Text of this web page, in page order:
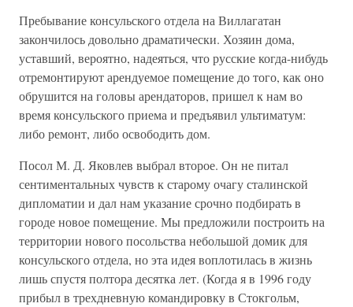
Пребывание консульского отдела на Виллагатан
закончилось довольно драматически. Хозяин дома,
уставший, вероятно, надеяться, что русские когда-нибудь
отремонтируют арендуемое помещение до того, как оно
обрушится на головы арендаторов, пришел к нам во
время консульского приема и предъявил ультиматум:
либо ремонт, либо освободить дом.
Посол М. Д. Яковлев выбрал второе. Он не питал
сентиментальных чувств к старому очагу сталинской
дипломатии и дал нам указание срочно подбирать в
городе новое помещение. Мы предложили построить на
территории нового посольства небольшой домик для
консульского отдела, но эта идея воплотилась в жизнь
лишь спустя полтора десятка лет. (Когда я в 1996 году
прибыл в трехдневную командировку в Стокгольм,